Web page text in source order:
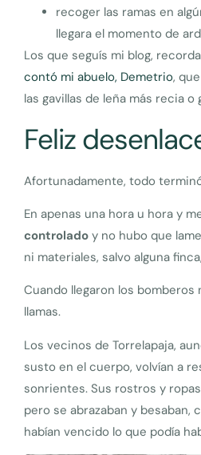
recoger las ramas en
llegara el momento de
Los que seguís mi blog,
contó mi abuelo, Demetrio,
las gavillas de leña más recia o
Feliz
Afortunadamente, todo
En apenas una hora u hora y
controlado y no hubo que
ni materiales, salvo alguna
Cuando llegaron los
llamas.
Los vecinos de Torrelapaja,
susto en el cuerpo, volvían a
sonrientes. Sus rostros y
pero se abrazaban y besaban,
habían vencido lo que podía